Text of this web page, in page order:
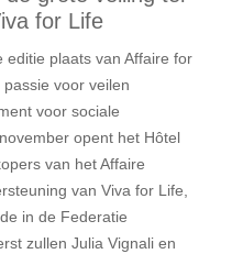
for Life
editie plaats van Affaire for
voor veilen
voor sociale
opent het Hôtel
van het Affaire
van Viva for Life,
in de Federatie
zullen Julia Vignali en